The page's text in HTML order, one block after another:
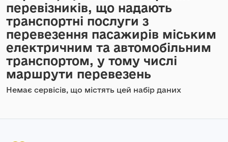
перевізників, що надають
транспортні послуги з
перевезення пасажирів міським
електричним та автомобільним
транспортом, у тому числі
маршрути перевезень
Немає сервісів, що містять цей набір даних